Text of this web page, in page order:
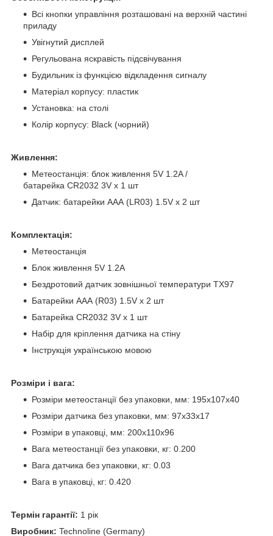
Всі кнопки управління розташовані на верхній частині
приладу
Увігнутий дисплей
Регульована яскравість підсвічування
Будильник із функцією відкладення сигналу
Матеріал корпусу: пластик
Установка: на столі
Колір корпусу: Black (чорний)
Живлення:
Метеостанція: блок живлення 5V 1.2A /
батарейка CR2032 3V х 1 шт
Датчик: батарейки AAА (LR03) 1.5V х 2 шт
Комплектація:
Метеостанція
Блок живлення 5V 1.2A
Бездротовий датчик зовнішньої температури TX97
Батарейки AAA (R03) 1.5V х 2 шт
Батарейка CR2032 3V х 1 шт
Набір для кріплення датчика на стіну
Інструкція українською мовою
Розміри і вага:
Розміри метеостанції без упаковки, мм: 195х107х40
Розміри датчика без упаковки, мм: 97x33x17
Розміри в упаковці, мм: 200х110х96
Вага метеостанції без упаковки, кг: 0.200
Вага датчика без упаковки, кг: 0.03
Вага в упаковці, кг: 0.420
Термін гарантії: 1 рік
Виробник: Technoline (Germany)